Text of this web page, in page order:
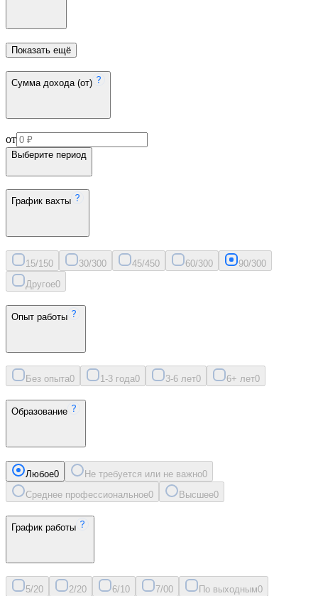
Показать ещё
Сумма дохода (от)
от
Выберите период
График вахты
15/150 30/300 45/450 60/300 90/300
Другое0
Опыт работы
Без опыта0 1-3 года0 3-6 лет0 6+ лет0
Образование
Любое0 Не требуется или не важно0
Среднее профессиональное0 Высшее0
График работы
5/20 2/20 6/10 7/00 По выходным0